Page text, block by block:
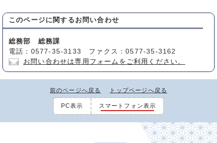
このページに関する お問い合わせ
総務部 総務課
電話：0577-35-3133 ファクス：0577-35-3162
お問い合わせは専用フォームをご利用ください。
前のページへ戻る トップページへ戻る
PC表示 スマートフォン表示